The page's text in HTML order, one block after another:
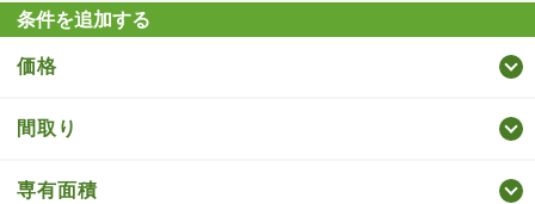
条件を追加する
価格
間取り
専有面積